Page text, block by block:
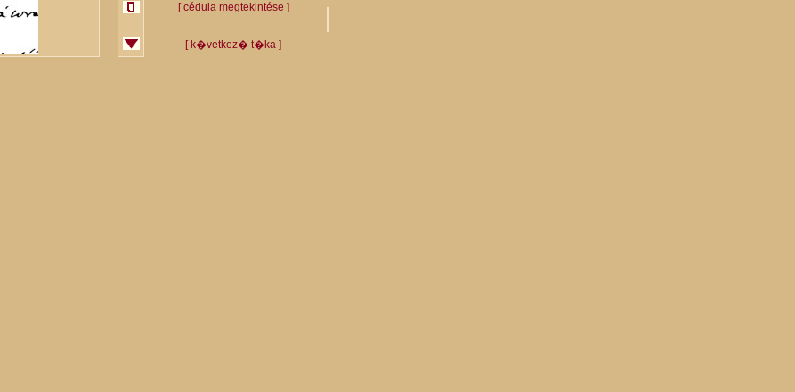
[ cédula megtekintése ]
[ k�vetkez� t�ka ]